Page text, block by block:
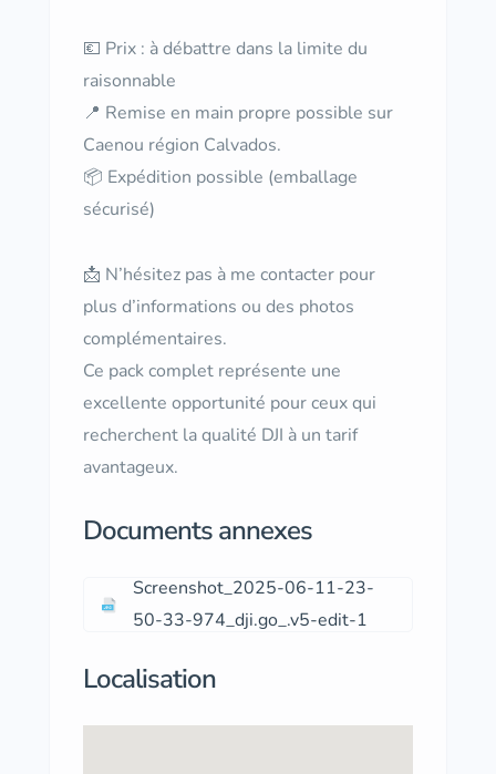
💶 Prix : à débattre dans la limite du
raisonnable
📍 Remise en main propre possible sur
Caenou région Calvados.
📦 Expédition possible (emballage
sécurisé)
📩 N’hésitez pas à me contacter pour
plus d’informations ou des photos
complémentaires.
Ce pack complet représente une
excellente opportunité pour ceux qui
recherchent la qualité DJI à un tarif
avantageux.
Documents annexes
Screenshot_2025-06-11-23-
50-33-974_dji.go_.v5-edit-1
Localisation